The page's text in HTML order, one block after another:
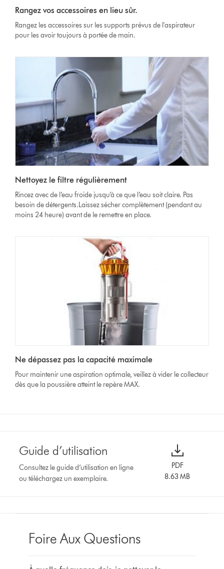
Rangez vos accessoires en lieu sûr.
Rangez les accessoires sur les supports prévus de l'aspirateur
pour les avoir toujours à portée de main.
Nettoyez le filtre régulièrement
Rincez avec de l’eau froide jusqu’à ce que l’eau soit claire. Pas
besoin de détergents.Laissez sécher complètement (pendant au
moins 24 heure) avant de le remettre en place.
Ne dépassez pas la capacité maximale
Pour maintenir une aspiration optimale, veillez à vider le collecteur
dès que la poussière atteint le repère MAX.
Guide d’utilisation
Consultez le guide d’utilisation en ligne
ou téléchargez un exemplaire.
PDF
8.63 MB
Foire Aux Questions